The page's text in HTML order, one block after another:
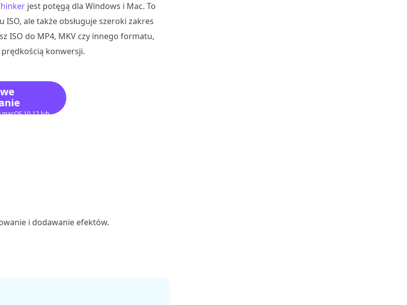
jest potęgą dla Windows i Mac. To
ale także obsługuje szeroki zakres
ISO do MP4, MKV czy innego formatu,
konwersji.
10.12 lub
i dodawanie efektów.